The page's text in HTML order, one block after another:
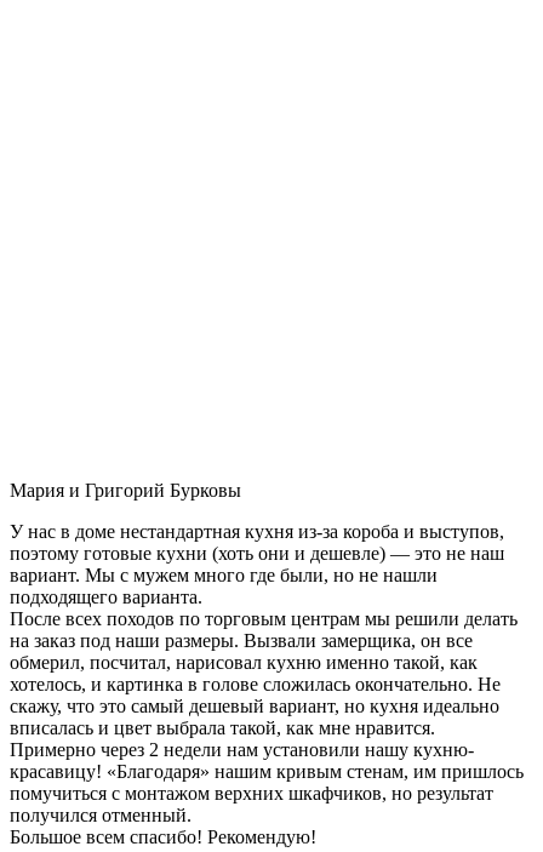
Мария и Григорий Бурковы
У нас в доме нестандартная кухня из-за короба и выступов,
поэтому готовые кухни (хоть они и дешевле) — это не наш
вариант. Мы с мужем много где были, но не нашли
подходящего варианта.
После всех походов по торговым центрам мы решили делать
на заказ под наши размеры. Вызвали замерщика, он все
обмерил, посчитал, нарисовал кухню именно такой, как
хотелось, и картинка в голове сложилась окончательно. Не
скажу, что это самый дешевый вариант, но кухня идеально
вписалась и цвет выбрала такой, как мне нравится.
Примерно через 2 недели нам установили нашу кухню-
красавицу! «Благодаря» нашим кривым стенам, им пришлось
помучиться с монтажом верхних шкафчиков, но результат
получился отменный.
Большое всем спасибо! Рекомендую!